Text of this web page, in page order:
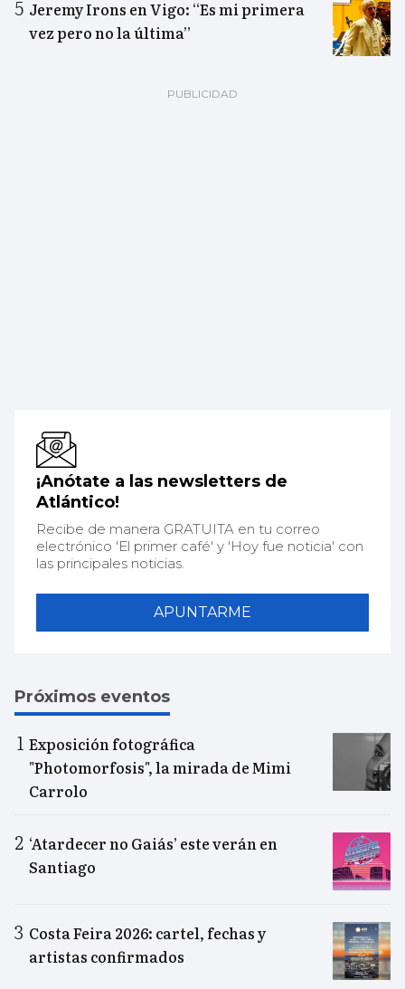
Jeremy Irons en Vigo: “Es mi primera
vez pero no la última”
¡Anótate a las newsletters de
Atlántico!
Recibe de manera GRATUITA en tu correo
electrónico 'El primer café' y 'Hoy fue noticia' con
las principales noticias.
APUNTARME
Próximos eventos
Exposición fotográfica
"Photomorfosis", la mirada de Mimi
Carrolo
‘Atardecer no Gaiás’ este verán en
Santiago
Costa Feira 2026: cartel, fechas y
artistas confirmados